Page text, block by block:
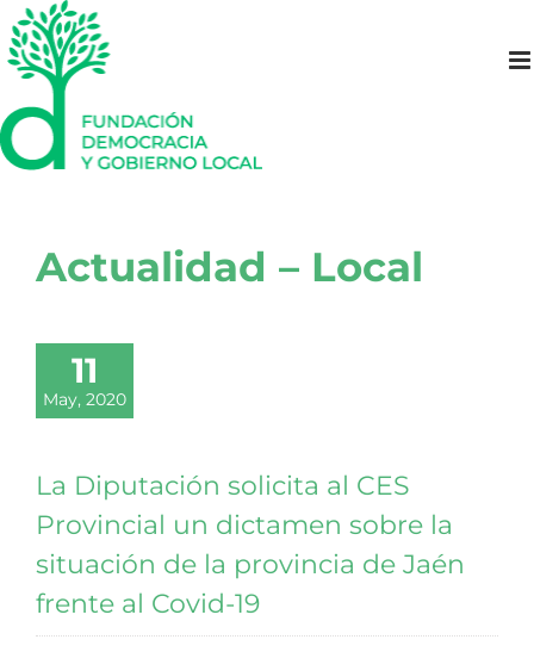
Saltar
al
contenido
Actualidad – Local
11
May, 2020
La Diputación solicita al CES
Provincial un dictamen sobre la
situación de la provincia de Jaén
frente al Covid-19